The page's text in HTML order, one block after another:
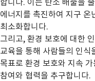
합니다. 이는 탄소 배출을
에너지를 촉진하여 지구 온
최소화합니다.
그리고, 환경 보호에 대한
교육을 통해 사람들의 인식
목표로 환경 보호와 지속
참여와 협력을 추구합니다.